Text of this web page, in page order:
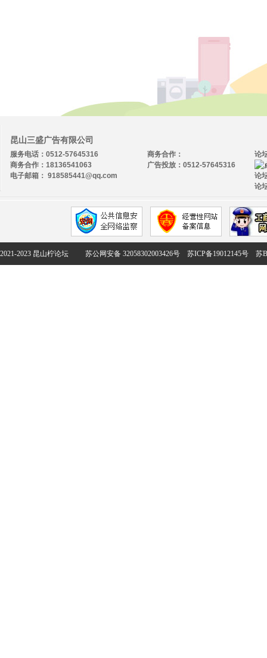
昆山三盛广告有限公司
服务电话：0512-57645316
商务合作：18136541063
电子邮箱： 918585441@qq.com
论
论
论
商务合作：
广告投放：0512-57645316
2021-2023 昆山柠论坛 苏公网安备 32058302003426号 苏ICP备19012145号 苏